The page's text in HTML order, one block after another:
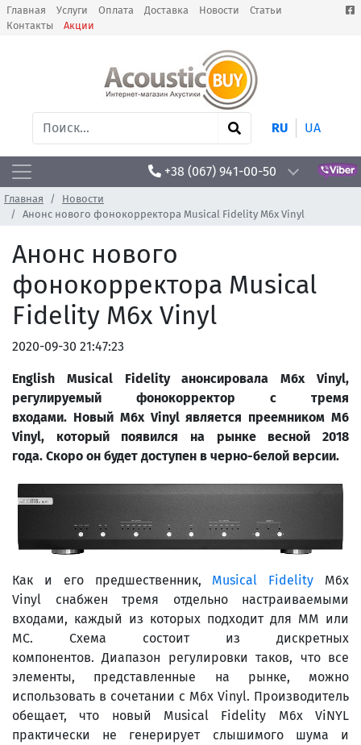
Главная Услуги Оплата Доставка Новости
Статьи
Контакты
Акции
RU UA
+38 (067) 941-00-50
Главная
Новости
Анонс нового фонокорректора Musical Fidelity M6x Vinyl
Анонс нового
фонокорректора Musical
Fidelity M6x Vinyl
2020-09-30 21:47:23
English Musical Fidelity анонсировала M6x Vinyl,
регулируемый фонокорректор с тремя
входами. Новый M6x Vinyl является преемником M6
Vinyl, который появился на рынке весной 2018
года. Скоро он будет доступен в черно-белой версии.
Как и его предшественник, Musical Fidelity M6x
Vinyl снабжен тремя отдельно настраиваемыми
входами, каждый из которых подходит для MM или
MC. Схема состоит из дискретных
компонентов. Диапазон регулировки таков, что все
элементы, представленные на рынке, можно
использовать в сочетании с M6x Vinyl. Производитель
обещает, что новый Musical Fidelity M6x ViNYL
практически не генерирует слышимого шума и